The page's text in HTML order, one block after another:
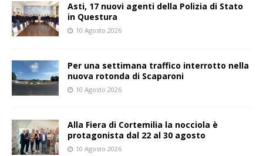
Asti, 17 nuovi agenti della Polizia di Stato
in Questura
10 Agosto 2026
Per una settimana traffico interrotto nella
nuova rotonda di Scaparoni
10 Agosto 2026
Alla Fiera di Cortemilia la nocciola è
protagonista dal 22 al 30 agosto
10 Agosto 2026